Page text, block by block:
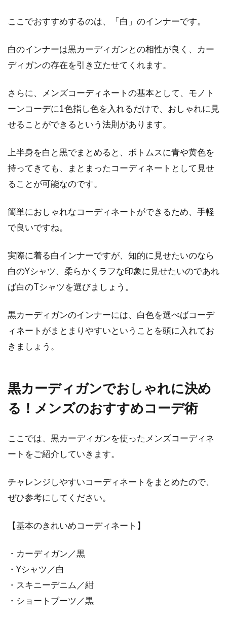
ここでおすすめするのは、「白」のインナーです。
白のインナーは黒カーディガンとの相性が良く、カー
ディガンの存在を引き立たせてくれます。
さらに、メンズコーディネートの基本として、モノト
ーンコーデに1色指し色を入れるだけで、おしゃれに見
せることができるという法則があります。
上半身を白と黒でまとめると、ボトムスに青や黄色を
持ってきても、まとまったコーディネートとして見せ
ることが可能なのです。
簡単におしゃれなコーディネートができるため、手軽
で良いですね。
実際に着る白インナーですが、知的に見せたいのなら
白のYシャツ、柔らかくラフな印象に見せたいのであれ
ば白のTシャツを選びましょう。
黒カーディガンのインナーには、白色を選べばコーデ
ィネートがまとまりやすいということを頭に入れてお
きましょう。
黒カーディガンでおしゃれに決め
る！メンズのおすすめコーデ術
ここでは、黒カーディガンを使ったメンズコーディネ
ートをご紹介していきます。
チャレンジしやすいコーディネートをまとめたので、
ぜひ参考にしてください。
【基本のきれいめコーディネート】
・カーディガン／黒
・Yシャツ／白
・スキニーデニム／紺
・ショートブーツ／黒